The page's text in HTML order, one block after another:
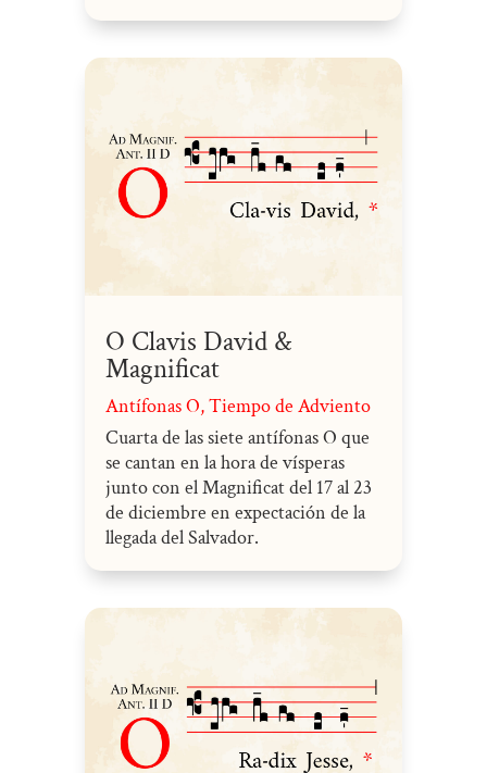
O Clavis David &
Magnificat
Antífonas O,Tiempo de Adviento
Cuarta de las siete antífonas O que
se cantan en la hora de vísperas
junto con el Magnificat del 17 al 23
de diciembre en expectación de la
llegada del Salvador.